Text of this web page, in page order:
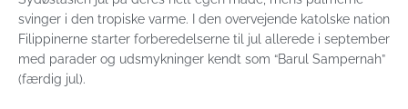
svinger i den tropiske varme. I den overvejende katolske nation
Filippinerne starter forberedelserne til jul allerede i september
med parader og udsmykninger kendt som “Barul Sampernah”
(færdig jul).